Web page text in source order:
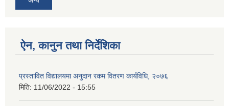
ऐन, कानुन तथा निर्देशिका
प्रस्तावित विद्यालयमा अनुदान रकम वितरण कार्यविधि, २०७६
मिति: 11/06/2022 - 15:55